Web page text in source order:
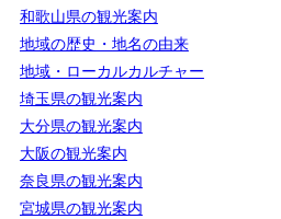
和歌山県の観光案内
地域の歴史・地名の由来
地域・ローカルカルチャー
埼玉県の観光案内
大分県の観光案内
大阪の観光案内
奈良県の観光案内
宮城県の観光案内